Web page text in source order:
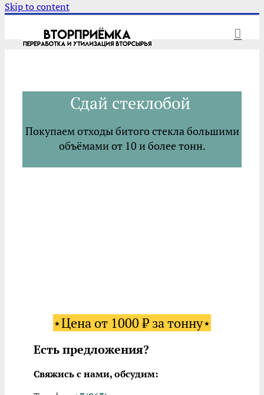
Skip to content
Сдай стеклобой
Покупаем отходы битого стекла большими
объёмами от 10 и более тонн.
⋆Цена от 1000 ₽ за тонну⋆
Есть предложения?
Свяжись с нами, обсудим: